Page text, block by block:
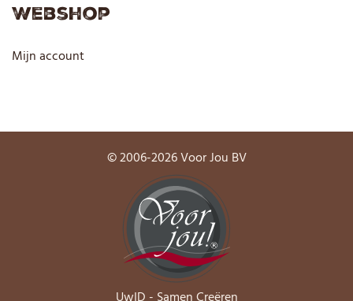
Webshop
Mijn account
© 2006-2026 Voor Jou BV